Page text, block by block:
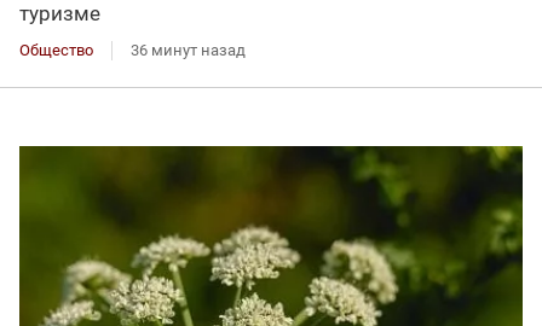
туризме
Общество 36 минут назад